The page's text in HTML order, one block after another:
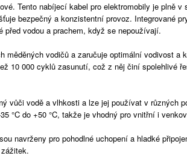
Tento nabíjecí kabel pro elektromobily je plně v
bezpečný a konzistentní provoz. Integrované
před vodou a prachem, když se nepoužívají.
měděných vodičů a zaručuje optimální vodivost a
10 000 cyklů zasunutí, což z něj činí spolehlivé
vůči vodě a vlhkosti a lze jej používat v různých
°C do +50 °C, takže je vhodný pro vnitřní i
navrženy pro pohodlné uchopení a hladké